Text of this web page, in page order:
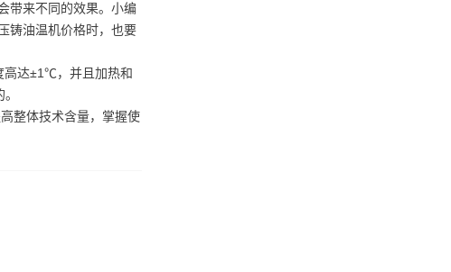
带来不同的效果。小编
铸油温机价格时，也要
高达±1℃，并且加热和
整体技术含量，掌握使